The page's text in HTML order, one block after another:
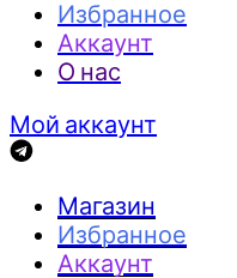
Избранное
Аккаунт
О нас
Мой аккаунт
Магазин
Избранное
Аккаунт